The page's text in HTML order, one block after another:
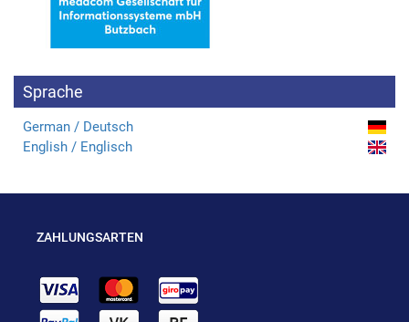
Sprache
German / Deutsch
English / Englisch
ZAHLUNGSARTEN